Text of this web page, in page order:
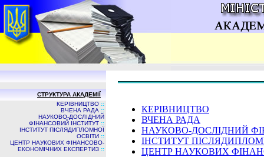
СТРУКТУРА АКАДЕМІЇ
КЕРІВНИЦТВО ::
ВЧЕНА РАДА ::
НАУКОВО-ДОСЛІДНИЙ
ФІНАНСОВИЙ ІНСТИТУТ ::
ІНСТИТУТ ПІСЛЯДИПЛОМНОЇ
ОСВІТИ ::
ЦЕНТР НАУКОВИХ ФІНАНСОВО-
ЕКОНОМІЧНИХ ЕКСПЕРТИЗ ::
КЕРІВНИЦТВО
ВЧЕНА РАДА
НАУКОВО-ДОСЛІДНИЙ
ІНСТИТУТ
ЦЕНТР НАУКОВИХ